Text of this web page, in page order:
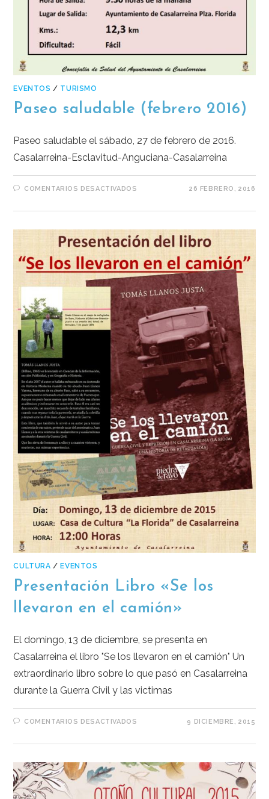
EVENTOS / TURISMO
Paseo saludable (febrero 2016)
Paseo saludable el sábado, 27 de febrero de 2016.
Casalarreina-Esclavitud-Anguciana-Casalarreina
COMENTARIOS DESACTIVADOS 26 FEBRERO, 2016
CULTURA / EVENTOS
Presentación Libro «Se los
llevaron en el camión»
El domingo, 13 de diciembre, se presenta en
Casalarreina el libro "Se los llevaron en el camión" Un
extraordinario libro sobre lo que pasó en Casalarreina
durante la Guerra Civil y las victimas
COMENTARIOS DESACTIVADOS 9 DICIEMBRE, 2015